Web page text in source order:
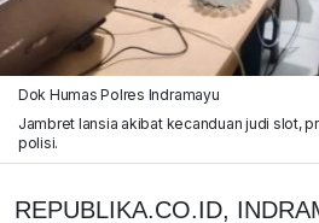
Dok Humas Polres Indramayu
Jambret lansia akibat kecanduan judi slot,
polisi.
REPUBLIKA.CO.ID,